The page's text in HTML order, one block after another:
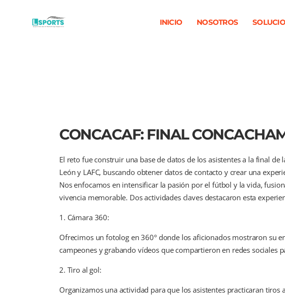
INICIO NOSOTROS
CONCACAF: FINAL
El reto fue construir una base de datos de los asistentes a la final de
León y LAFC, buscando obtener datos de contacto y crear una
Nos enfocamos en intensificar la pasión por el fútbol y la vida,
vivencia memorable. Dos actividades claves destacaron esta
Cámara 360:
Ofrecimos un fotolog en 360° donde los aficionados mostraron su
campeones y grabando vídeos que compartieron en redes sociales
Tiro al gol:
Organizamos una actividad para que los asistentes practicaran tiros